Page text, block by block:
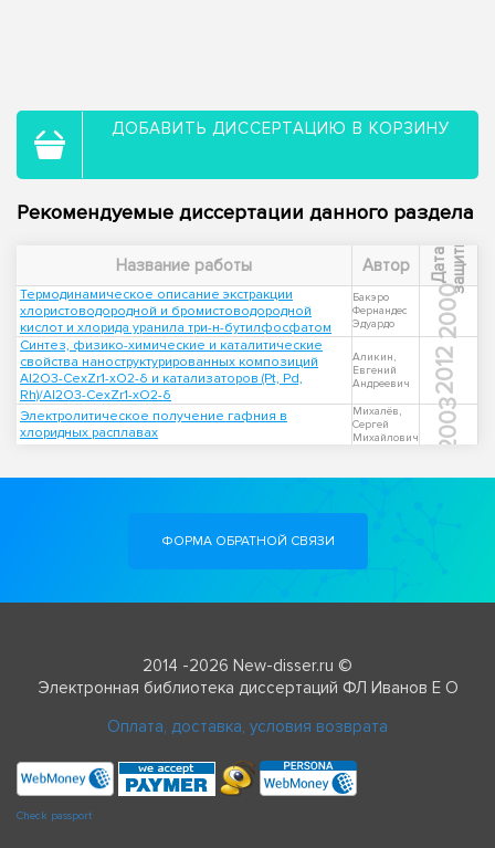
ДОБАВИТЬ ДИССЕРТАЦИЮ В КОРЗИНУ
Рекомендуемые диссертации данного раздела
Название работы Автор Д
а
т
а
з
а
щ
и
т ы
Термодинамическое описание экстракции
хлористоводородной и бромистоводородной
кислот и хлорида уранила три-н-бутилфосфатом
Бакэро
Фернандес
Эдуардо
2000
Синтез, физико-химические и каталитические
свойства наноструктурированных композиций
Al2O3-CexZr1-xO2-δ и катализаторов (Pt, Pd,
Rh)/Al2O3-CexZr1-xO2-δ
Аликин,
Евгений
Андреевич
2012
Электролитическое получение гафния в
хлоридных расплавах
Михалёв,
Сергей
Михайлович
2003
ФОРМА ОБРАТНОЙ СВЯЗИ
2014 -2026 New-disser.ru ©
Электронная библиотека диссертаций ФЛ Иванов Е О
Оплата, доставка, условия возврата
Check passport